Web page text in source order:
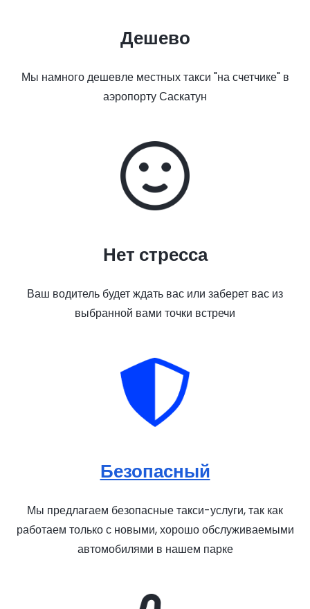
Дешево
Мы намного дешевле местных такси "на счетчике" в
аэропорту Саскатун
Нет стресса
Ваш водитель будет ждать вас или заберет вас из
выбранной вами точки встречи
Безопасный
Мы предлагаем безопасные такси-услуги, так как
работаем только с новыми, хорошо обслуживаемыми
автомобилями в нашем парке